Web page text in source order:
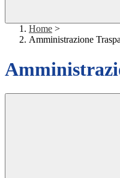
Home >
Amministrazione